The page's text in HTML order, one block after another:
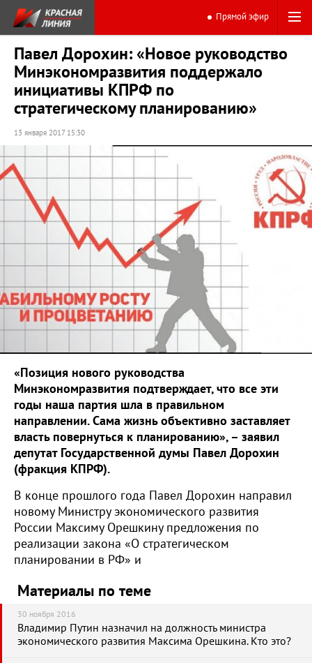
Прямой эфир
Павел Дорохин: «Новое руководство
Минэкономразвития поддержало
инициативы КПРФ по
стратегическому планированию»
13 января 2017 15:30
«Позиция нового руководства
Минэкономразвития подтверждает, что все эти
годы наша партия шла в правильном
направлении. Сама жизнь объективно заставляет
власть повернуться к планированию», – заявил
депутат Государственной думы Павел Дорохин
(фракция КПРФ).
В конце прошлого года Павел Дорохин направил
новому Министру экономического развития
России Максиму Орешкину предложения по
реализации закона «О стратегическом
планировании в РФ» и
Материалы по теме
30 ноября 2016
Владимир Путин назначил на должность министра
экономического развития Максима Орешкина. Кто это?